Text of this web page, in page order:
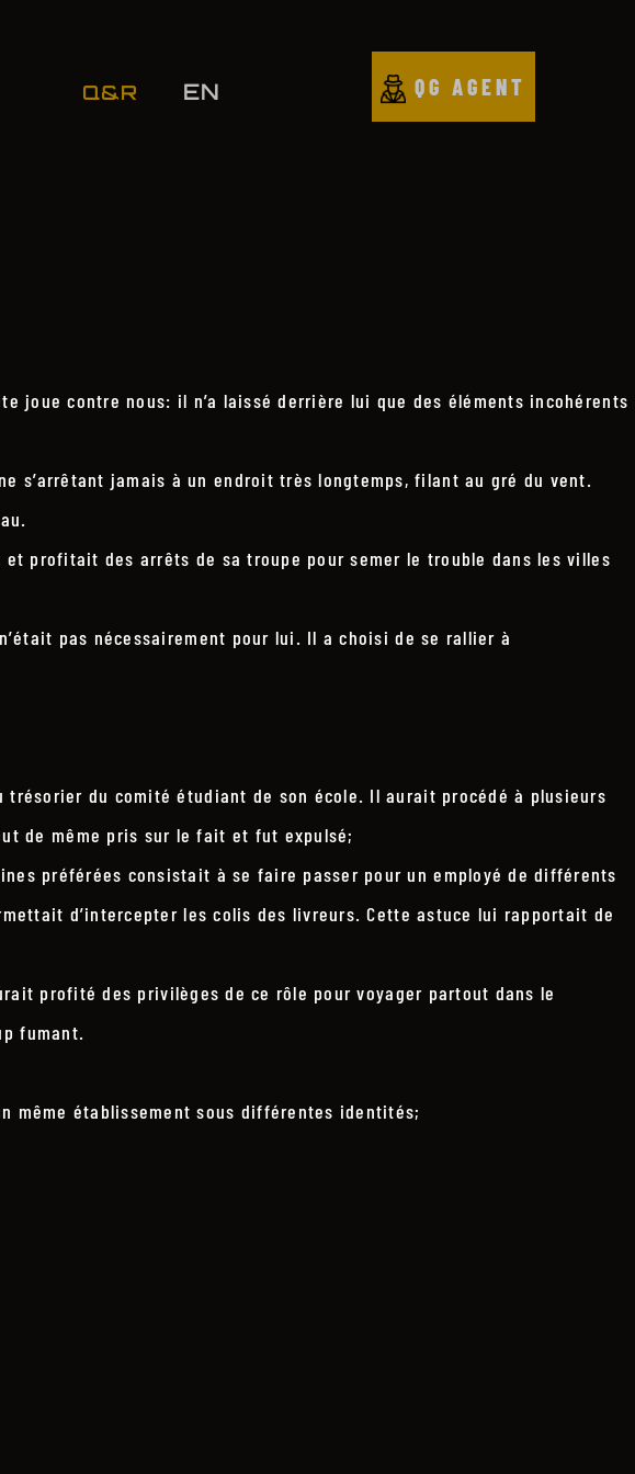
Q&R EN QG AGENT
joue contre nous: il n’a laissé derrière lui que des éléments incohérents
s’arrêtant jamais à un endroit très longtemps, filant au gré du vent.
profitait des arrêts de sa troupe pour semer le trouble dans les villes
pas nécessairement pour lui. Il a choisi de se rallier à
du comité étudiant de son école. Il aurait procédé à plusieurs
de même pris sur le fait et fut expulsé;
préférées consistait à se faire passer pour un employé de différents
d’intercepter les colis des livreurs. Cette astuce lui rapportait de
profité des privilèges de ce rôle pour voyager partout dans le
fumant.
même établissement sous différentes identités;